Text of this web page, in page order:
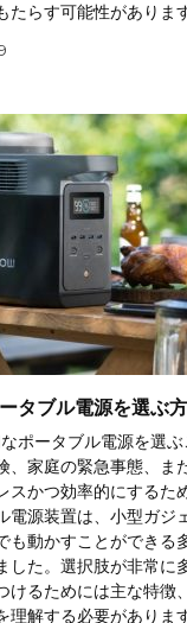
たらす可能性があります
タブル電源を選ぶ
ポータブル電源を選ぶ
、家庭の緊急事態、ま
スかつ効率的にするた
電源装置は、小型ガジ
も動かすことができる
した。選択肢が非常に
けるためには主な特徴
理解する必要がありま